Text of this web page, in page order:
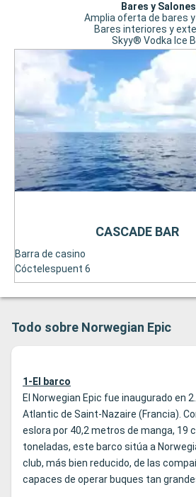
Bares y Salones
Amplia oferta de bares
Bares interiores y
Skyy® Vodka Ice
Barra de casino
Cóctelespuent 6
CASCADE BAR
Todo sobre Norwegian Epic
1-El barco
El Norwegian Epic fue inaugurado en
Atlantic de Saint-Nazaire (Francia).
eslora por 40,2 metros de manga, 19
toneladas, este barco sitúa a
club, más bien reducido, de las
capaces de operar buques tan